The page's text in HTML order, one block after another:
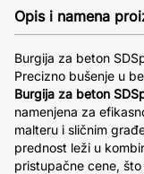
Opis i namena
Burgija za beton
Precizno bušenje u
Burgija za beton
namenjena za
malteru i sličnim
prednost leži u
pristupačne cene,